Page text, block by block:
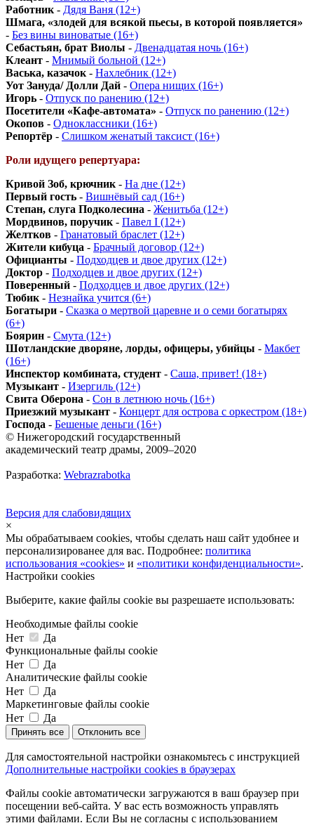
Работник - Дядя Ваня (12+)
Шмага, «злодей для всякой пьесы, в которой появляется»
- Без вины виноватые (16+)
Себастьян, брат Виолы - Двенадцатая ночь (16+)
Клеант - Мнимый больной (12+)
Васька, казачок - Нахлебник (12+)
Уот Зануда/ Долли Дай - Опера нищих (16+)
Игорь - Отпуск по ранению (12+)
Посетители «Кафе-автомата» - Отпуск по ранению (12+)
Окопов - Одноклассники (16+)
Репортёр - Слишком женатый таксист (16+)
Роли идущего репертуара:
Кривой Зоб, крючник - На дне (12+)
Первый гость - Вишнёвый сад (16+)
Степан, слуга Подколесина - Женитьба (12+)
Мордвинов, поручик - Павел I (12+)
Желтков - Гранатовый браслет (12+)
Жители кибуца - Брачный договор (12+)
Официанты - Подходцев и двое других (12+)
Доктор - Подходцев и двое других (12+)
Поверенный - Подходцев и двое других (12+)
Тюбик - Незнайка учится (6+)
Богатыри - Сказка о мертвой царевне и о семи богатырях
(6+)
Боярин - Смута (12+)
Шотландские дворяне, лорды, офицеры, убийцы - Макбет
(16+)
Инспектор комбината, студент - Саша, привет! (18+)
Музыкант - Изергиль (12+)
Свита Оберона - Сон в летнюю ночь (16+)
Приезжий музыкант - Концерт для острова с оркестром (18+)
Господа - Бешеные деньги (16+)
© Нижегородский государственный
академический театр драмы, 2009–2020
Разработка: Webrazrabotka
Версия для слабовидящих
×
Мы обрабатываем cookies, чтобы сделать наш сайт удобнее и
персонализированее для вас. Подробнее: политика
использования «cookies» и «политики конфиденциальности».
Настройки cookies
Выберите, какие файлы cookie вы разрешаете использовать:
Необходимые файлы cookie
Нет
Да
Функциональные файлы cookie
Нет
Да
Аналитические файлы cookie
Нет
Да
Маркетинговые файлы cookie
Нет
Да
Принять все Отклонить все
Для самостоятельной настройки ознакомьтесь с инструкцией
Дополнительные настройки cookies в браузерах
Файлы cookie автоматически загружаются в ваш браузер при
посещении веб-сайта. У вас есть возможность управлять
этими файлами. Если Вы не согласны с использованием